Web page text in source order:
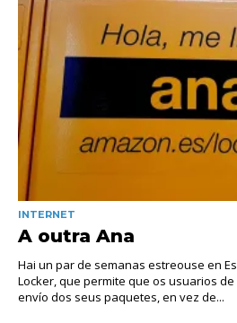
INTERNET
A outra Ana
Hai un par de semanas estreouse en
Locker, que permite que os usuarios
envío dos seus paquetes, en vez de...